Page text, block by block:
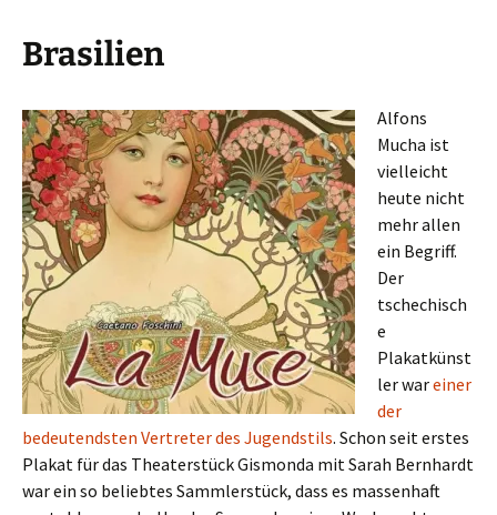
Brasilien
Alfons
Mucha ist
vielleicht
heute nicht
mehr allen
ein Begriff.
Der
tschechisch
e
Plakatkünst
ler wareiner
der
bedeutendsten Vertreter des Jugendstils. Schon seit erstes
Plakat für das Theaterstück Gismonda mit Sarah Bernhardt
war ein so beliebtes Sammlerstück, dass es massenhaft